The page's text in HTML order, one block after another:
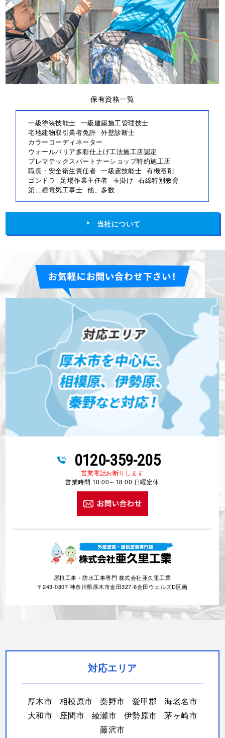
保有資格一覧
一級塗装技能士 一級建築施工管理技士
宅地建物取引業者免許 外壁診断士
カラーコーディネーター
ウォールバリア多彩仕上げ工法施工店認定
プレマテックスパートナーショップ特約施工店
職長・安全衛生責任者 一級鳶技能士 有機溶剤
ゴンドラ
足場作業主任者 玉掛け 石綿特別教育
第二種電気工事士 他、多数
当社について
0120-359-205
営業電話お断りします
営業時間 10:00～18:00 日曜定休
屋根工事・防水工事専門 株式会社亜久里工業
〒243-0807 神奈川県厚木市金田327-6金田ウェルズD区画
対応エリア
厚木市 相模原市 秦野市 愛甲郡
海老名市
大和市
座間市 綾瀬市 伊勢原市
茅ヶ崎市
藤沢市